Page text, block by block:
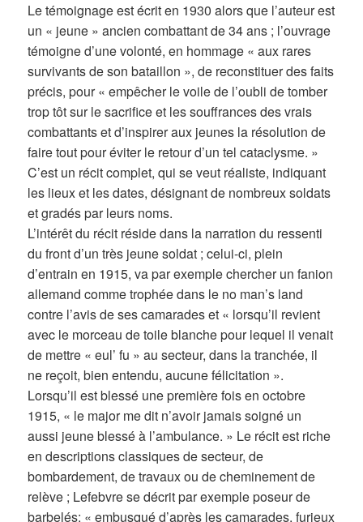
Le témoignage est écrit en 1930 alors que l’auteur est
un « jeune » ancien combattant de 34 ans ; l’ouvrage
témoigne d’une volonté, en hommage « aux rares
survivants de son bataillon », de reconstituer des faits
précis, pour « empêcher le voile de l’oubli de tomber
trop tôt sur le sacrifice et les souffrances des vrais
combattants et d’inspirer aux jeunes la résolution de
faire tout pour éviter le retour d’un tel cataclysme. »
C’est un récit complet, qui se veut réaliste, indiquant
les lieux et les dates, désignant de nombreux soldats
et gradés par leurs noms.
L’intérêt du récit réside dans la narration du ressenti
du front d’un très jeune soldat ; celui-ci, plein
d’entrain en 1915, va par exemple chercher un fanion
allemand comme trophée dans le no man’s land
contre l’avis de ses camarades et « lorsqu’il revient
avec le morceau de toile blanche pour lequel il venait
de mettre « eul’ fu » au secteur, dans la tranchée, il
ne reçoit, bien entendu, aucune félicitation ».
Lorsqu’il est blessé une première fois en octobre
1915, « le major me dit n’avoir jamais soigné un
aussi jeune blessé à l’ambulance. » Le récit est riche
en descriptions classiques de secteur, de
bombardement, de travaux ou de cheminement de
relève ; Lefebvre se décrit par exemple poseur de
barbelés: « embusqué d’après les camarades, furieux